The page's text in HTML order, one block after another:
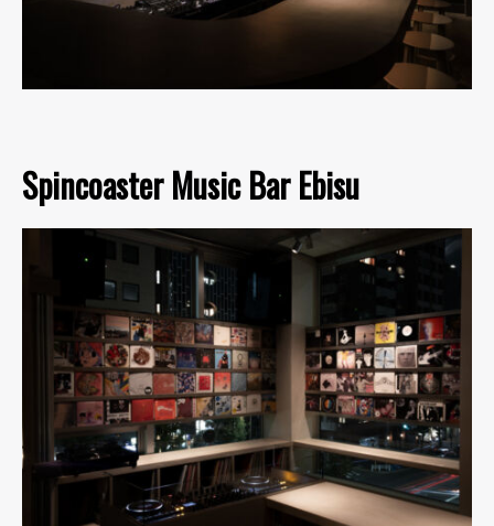
Spincoaster Music Bar Ebisu